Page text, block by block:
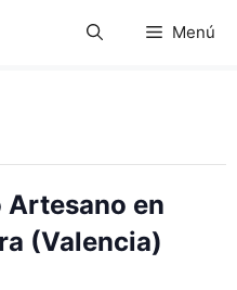
Menú
Artesano en
(Valencia)